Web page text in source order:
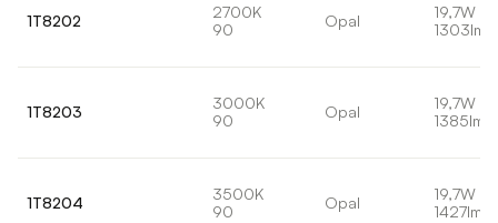
1T8202
2700K
90
Opal
19,7W
1303lm
1T8203
3000K
90
Opal
19,7W
1385lm
1T8204
3500K
90
Opal
19,7W
1427lm